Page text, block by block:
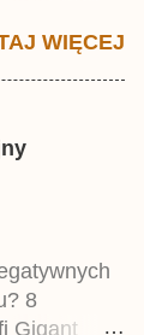
tom z
go także z
drugiego
,
koniec
WIĘCEJ
8
Gigant